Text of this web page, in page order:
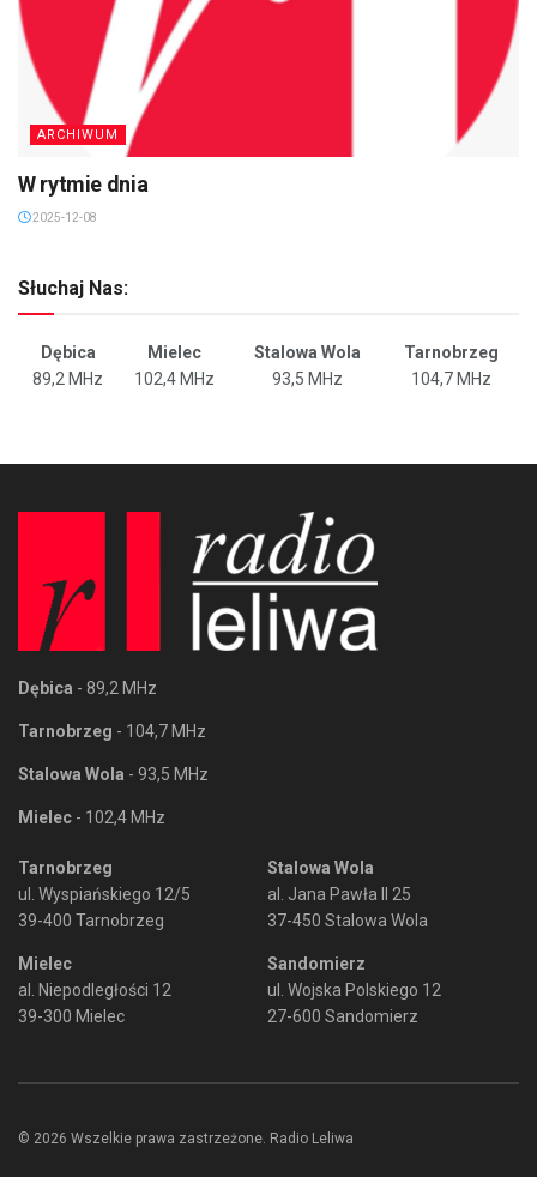
ARCHIWUM
W rytmie dnia
2025-12-08
Słuchaj Nas:
Dębica Mielec Stalowa Wola
Tarnobrzeg
89,2 MHz
102,4 MHz 93,5 MHz 104,7 MHz
Dębica - 89,2 MHz
Tarnobrzeg - 104,7 MHz
Stalowa Wola - 93,5 MHz
Mielec - 102,4 MHz
Tarnobrzeg
ul. Wyspiańskiego 12/5
39-400 Tarnobrzeg
Mielec
al. Niepodległości 12
39-300 Mielec
Stalowa Wola
al. Jana Pawła II 25
37-450 Stalowa Wola
Sandomierz
ul. Wojska Polskiego 12
27-600 Sandomierz
© 2026 Wszelkie prawa zastrzeżone. Radio Leliwa